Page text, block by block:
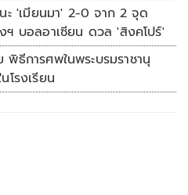
ะ 'เมียนมา' 2-0 จาก 2 จุด
ฯ บอลอาเซียน ดวล 'สิงคโปร์'
พิธีการศพในพระบรมราชานุ
โรงเรียน